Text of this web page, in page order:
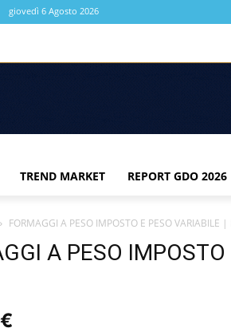
giovedì 6 Agosto 2026
TREND MARKET REPORT GDO 2026
FORMAGGI A PESO IMPOSTO E PESO VARIABILE
A PESO
€